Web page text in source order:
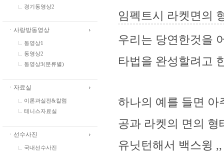
경기동영상2
ㆍ사랑방동영상
동영상1
동영상2
동영상3(분류별)
ㆍ자료실
이론과실전&칼럼
테니스자료실
ㆍ선수사진
국내선수사진
임펙트시 라켓면의
우리는 당연한것을
타법을 완성할려고
하나의 예를 들면 아
공과 라켓의 면의 형
유닛턴해서 백스윙 ,,